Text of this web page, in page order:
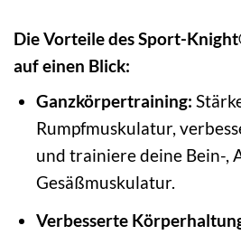
Die Vorteile des Sport-
auf einen Blick:
Ganzkörpertraining:
Rumpfmuskulatur,
und trainiere deine Bein-,
Gesäßmuskulatur.
Verbesserte